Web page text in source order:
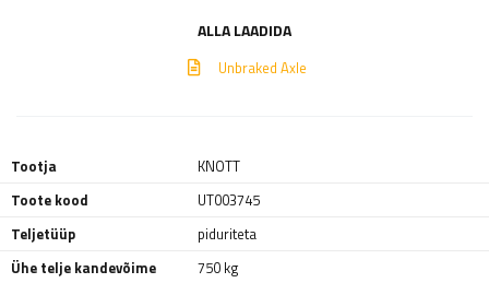
ALLA LAADIDA
Unbraked Axle
Tootja
KNOTT
Toote kood
UT003745
Teljetüüp
piduriteta
Ühe telje kandevõime
750 kg